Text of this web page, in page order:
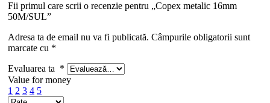
Fii primul care scrii o recenzie pentru „Copex metalic 16mm
50M/SUL”
Adresa ta de email nu va fi publicată. Câmpurile obligatorii sunt
marcate cu *
Evaluarea ta *
Value for money
1 2 3 4 5